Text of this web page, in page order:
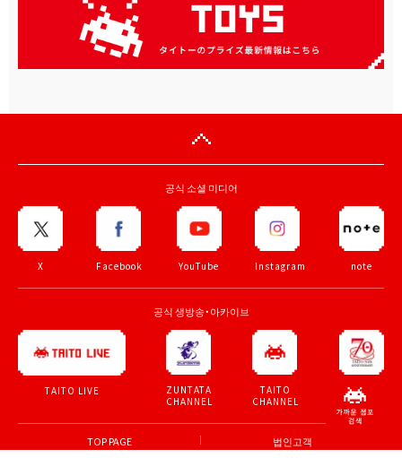
공식 소셜 미디어
X Facebook YouTube Instagram note
공식 생방송・아카이브
TAITO LIVE
ZUNTATA
CHANNEL
TAITO
CHANNEL
70th
anniv.
TOP PAGE 법인고객